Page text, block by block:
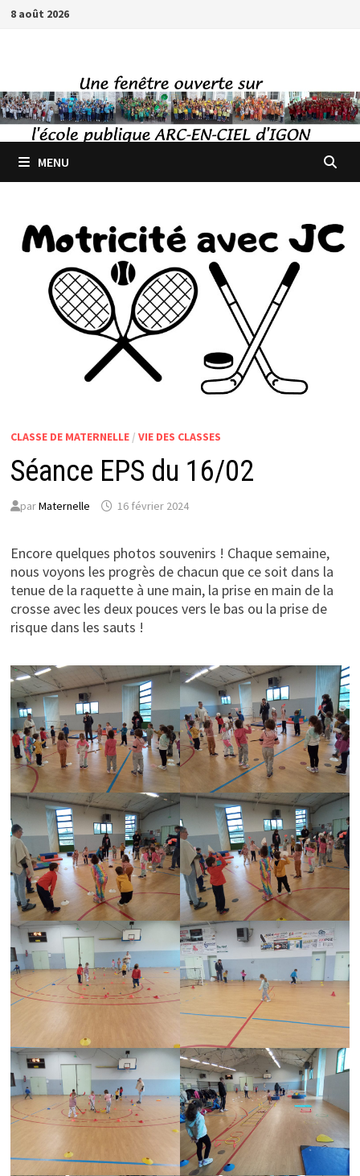
Passer
8 août 2026
MENU
CLASSE DE MATERNELLE/ VIE DES CLASSES
Séance EPS du 16/02
parMaternelle 16 février 2024
Encore quelques photos souvenirs ! Chaque semaine,
nous voyons les progrès de chacun que ce soit dans la
tenue de la raquette à une main, la prise en main de la
crosse avec les deux pouces vers le bas ou la prise de
risque dans les sauts !